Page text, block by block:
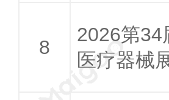
2026第34
医疗器械